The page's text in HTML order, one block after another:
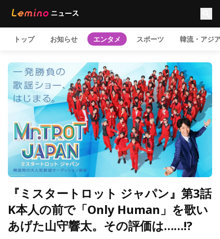
トップ お知らせ エンタメ スポーツ 韓流・アジ
『ミスタートロット ジャパン』第3話
K本人の前で「Only Human」を歌い
あげた山守響太。その評価は……!?